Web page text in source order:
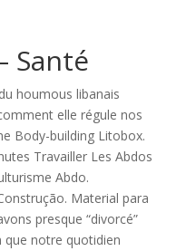
Santé
houmous libanais
elle régule nos
Body-building Litobox.
Travailler Les Abdos
Abdo.
Material para
presque “divorcé”
que notre quotidien